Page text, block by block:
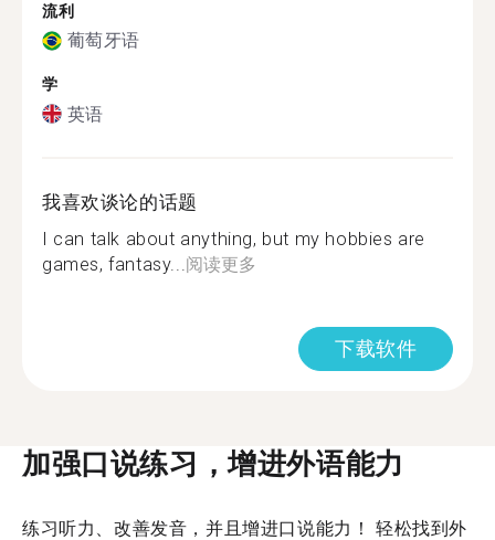
流利
葡萄牙语
学
英语
我喜欢谈论的话题
I can talk about anything, but my hobbies are
games, fantasy... 阅读更多
下载软件
加强口说练习，增进外语能力
练习听力、改善发音，并且增进口说能力！ 轻松找到外